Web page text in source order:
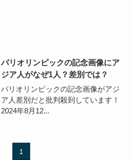
パリオリンピックの記念画像にア
ジア人がなぜ1人？差別では？
パリオリンピックの記念画像がアジ
ア人差別だと批判殺到しています！
2024年8月12...
1